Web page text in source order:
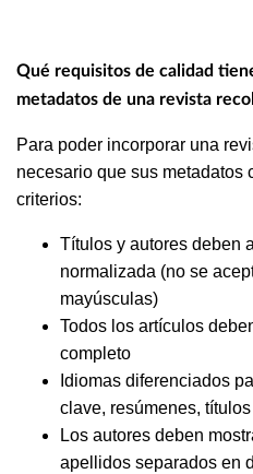
Qué requisitos de calidad
metadatos de una revista
Para poder incorporar una
necesario que sus metadatos
criterios:
Títulos y autores deben
normalizada (no se
mayúsculas)
Todos los artículos
completo
Idiomas diferenciados
clave, resúmenes,
Los autores deben
apellidos separados en